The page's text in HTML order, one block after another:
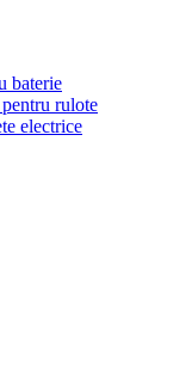
baterie
rulote
electrice